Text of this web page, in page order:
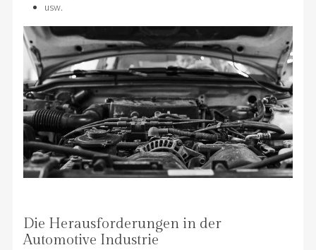
usw.
Die Herausforderungen in der
Automotive Industrie